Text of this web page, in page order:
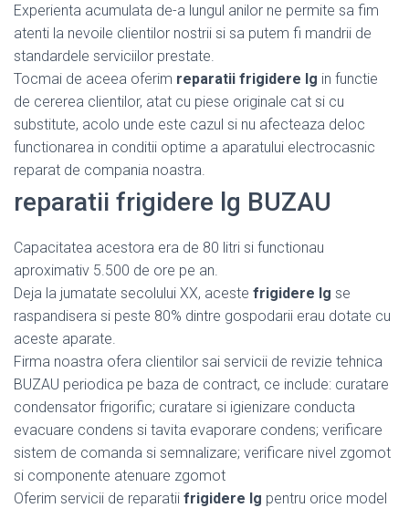
Experienta acumulata de-a lungul anilor ne permite sa fim
atenti la nevoile clientilor nostrii si sa putem fi mandrii de
standardele serviciilor prestate.
Tocmai de aceea oferim reparatii frigidere lg in functie
de cererea clientilor, atat cu piese originale cat si cu
substitute, acolo unde este cazul si nu afecteaza deloc
functionarea in conditii optime a aparatului electrocasnic
reparat de compania noastra.
reparatii frigidere lg BUZAU
Capacitatea acestora era de 80 litri si functionau
aproximativ 5.500 de ore pe an.
Deja la jumatate secolului XX, aceste frigidere lg se
raspandisera si peste 80% dintre gospodarii erau dotate cu
aceste aparate.
Firma noastra ofera clientilor sai servicii de revizie tehnica
BUZAU periodica pe baza de contract, ce include: curatare
condensator frigorific; curatare si igienizare conducta
evacuare condens si tavita evaporare condens; verificare
sistem de comanda si semnalizare; verificare nivel zgomot
si componente atenuare zgomot
Oferim servicii de reparatii frigidere lg pentru orice model